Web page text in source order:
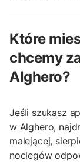
Które
chcemy
Alghero?
Jeśli szukasz
w Alghero,
malejącej,
noclegów